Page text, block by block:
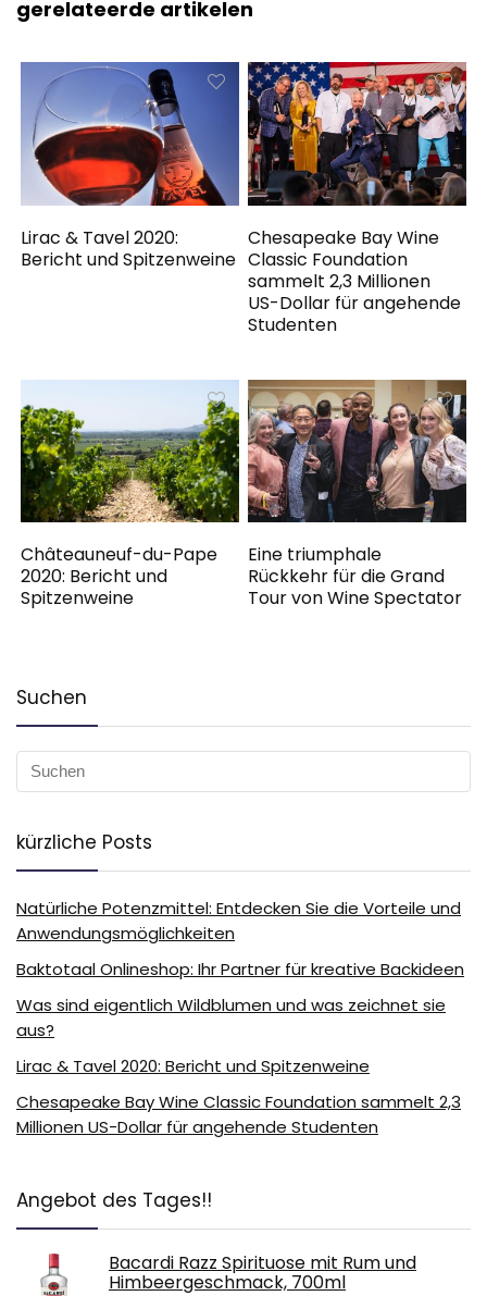
gerelateerde artikelen
Lirac & Tavel 2020:
Bericht und Spitzenweine
Chesapeake Bay Wine
Classic Foundation
sammelt 2,3 Millionen
US-Dollar für angehende
Studenten
Châteauneuf-du-Pape
2020: Bericht und
Spitzenweine
Eine triumphale
Rückkehr für die Grand
Tour von Wine Spectator
Suchen
kürzliche Posts
Natürliche Potenzmittel: Entdecken Sie die Vorteile und
Anwendungsmöglichkeiten
Baktotaal Onlineshop: Ihr Partner für kreative Backideen
Was sind eigentlich Wildblumen und was zeichnet sie
aus?
Lirac & Tavel 2020: Bericht und Spitzenweine
Chesapeake Bay Wine Classic Foundation sammelt 2,3
Millionen US-Dollar für angehende Studenten
Angebot des Tages!!
Bacardi Razz Spirituose mit Rum und
Himbeergeschmack, 700ml